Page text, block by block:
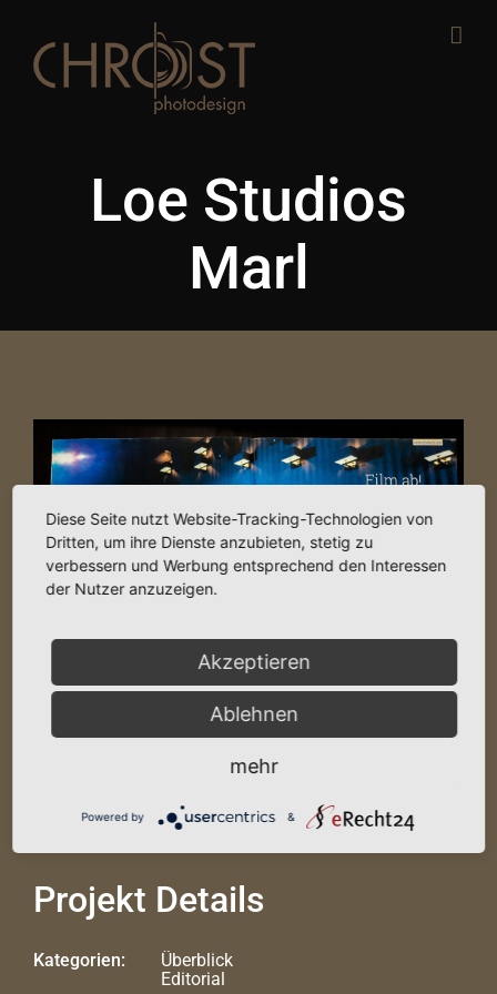
Inhalt
springen
Loe Studios
Marl
View
Larger
Projekt Beschreibung
Projekt Details
Kategorien:
Überblick
Editorial
Diese Seite nutzt Website-Tracking-Technologien von
Dritten, um ihre Dienste anzubieten, stetig zu
verbessern und Werbung entsprechend den Interessen
der Nutzer anzuzeigen.
Akzeptieren
Ablehnen
mehr
Powered by &